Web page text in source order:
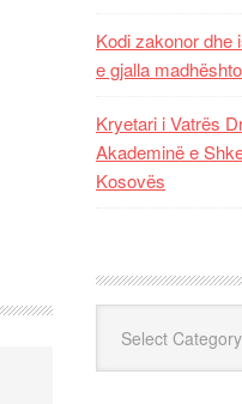
Kodi zakonor dhe
e gjalla
Kryetari i Vatrës
Akademinë e
Kosovës